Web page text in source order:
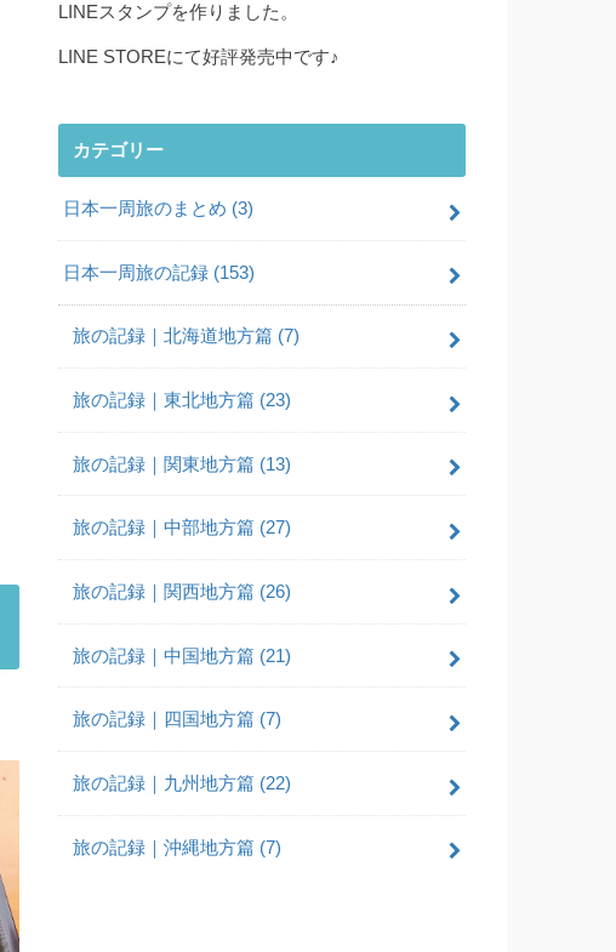
LINEスタンプを作りました。
LINE STOREにて好評発売中です♪
カテゴリー
日本一周旅のまとめ (3)
日本一周旅の記録 (153)
旅の記録｜北海道地方篇 (7)
旅の記録｜東北地方篇 (23)
旅の記録｜関東地方篇 (13)
旅の記録｜中部地方篇 (27)
旅の記録｜関西地方篇 (26)
旅の記録｜中国地方篇 (21)
旅の記録｜四国地方篇 (7)
旅の記録｜九州地方篇 (22)
旅の記録｜沖縄地方篇 (7)